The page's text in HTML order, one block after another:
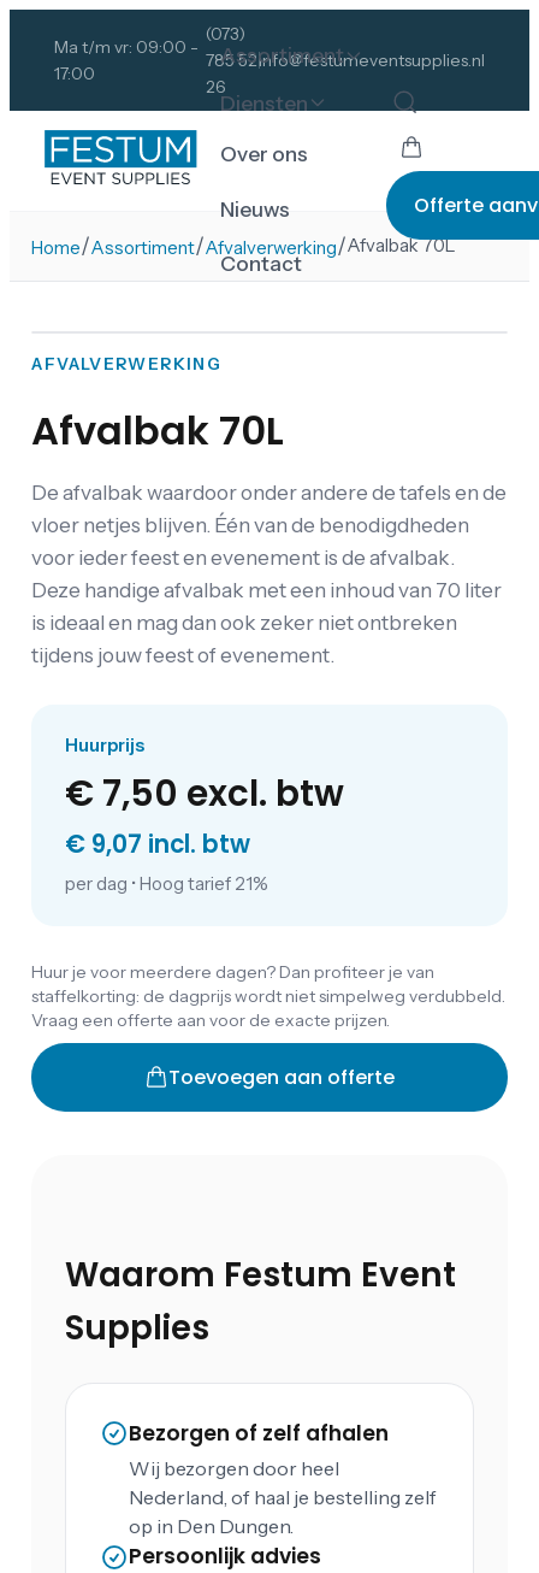
Ma t/m vr: 09:00 -
17:00
(073)
785 52
26
info@festumeventsupplies.nl
Assortiment
Diensten
Over ons
Nieuws
Contact
Offerte
Home/Assortiment/Afvalverwerking/Afvalbak 70L
AFVALVERWERKING
Afvalbak 70L
De afvalbak waardoor onder andere de tafels en de
vloer netjes blijven. Één van de benodigdheden
voor ieder feest en evenement is de afvalbak.
Deze handige afvalbak met een inhoud van 70 liter
is ideaal en mag dan ook zeker niet ontbreken
tijdens jouw feest of evenement.
Huurprijs
€ 7,50 excl. btw
€ 9,07 incl. btw
per dag • Hoog tarief 21%
Huur je voor meerdere dagen? Dan profiteer je van
staffelkorting: de dagprijs wordt niet simpelweg verdubbeld.
Vraag een offerte aan voor de exacte prijzen.
Toevoegen aan offerte
Waarom Festum Event
Supplies
Bezorgen of zelf afhalen
Wij bezorgen door heel
Nederland, of haal je bestelling zelf
op in Den Dungen.
Persoonlijk advies